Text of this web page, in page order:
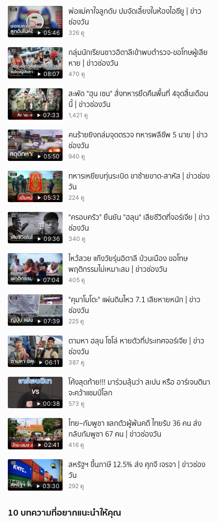
05:46
พ่อแม่คาใจลูกดับ ปมจัดเลี้ยงในห้องไอซียู | ข่าว
ช่องวัน
326 ดู
08:07
กลุ่มนักเรียนชาวอิตาลีเข้าพบตำรวจ-ขอโทษผู้เสีย
หาย | ข่าวช่องวัน
470 ดู
07:33
สะพัด "ฮุน เซน" สั่งทหารยึดคืนพื้นที่ 4จุดสิ้นเดือน
นี้ | ข่าวช่องวัน
1,421 ดู
05:50
คนร้ายยิงถล่มจุดตรวจ ทหารพลีชีพ 5 นาย | ข่าว
ช่องวัน
940 ดู
05:32
ทหารเหยียบทุ่นระเบิด ขาซ้ายขาด-สาหัส | ข่าวช่อง
วัน
224 ดู
09:36
"ครอบครัว" ยืนยัน "ฮลุน" เสียชีวิตที่จอร์เจีย | ข่าว
ช่องวัน
340 ดู
07:04
ไหว้สวย แก๊งวัยรุ่นอิตาลี ป่วนเมือง ขอโทษ
พฤติกรรมไม่เหมาะสม | ข่าวช่องวัน
405 ดู
07:39
"คุมาโมโตะ" แผ่นดินไหว 7.1 เสียหายหนัก | ข่าว
ช่องวัน
225 ดู
06:11
ตามหา ฮลุน โซโล่ หายตัวที่ประเทศจอร์เจีย | ข่าว
ช่องวัน
387 ดู
00:38
โค้งสุดท้าย!!! มาร่วมลุ้นว่า สเปน หรือ อาร์เจนตินา
จะคว้าแชมป์โลก
573 ดู
02:41
ไทย–กัมพูชา แลกตัวผู้พ้นคดี ไทยรับ 36 คน ส่ง
กลับกัมพูชา 67 คน | ข่าวช่องวัน
416 ดู
03:30
สหรัฐฯ ขึ้นภาษี 12.5% ส่ง ศุภจี เจรจา | ข่าวช่อง
วัน
292 ดู
10 บทความที่อยากแนะนำให้คุณ